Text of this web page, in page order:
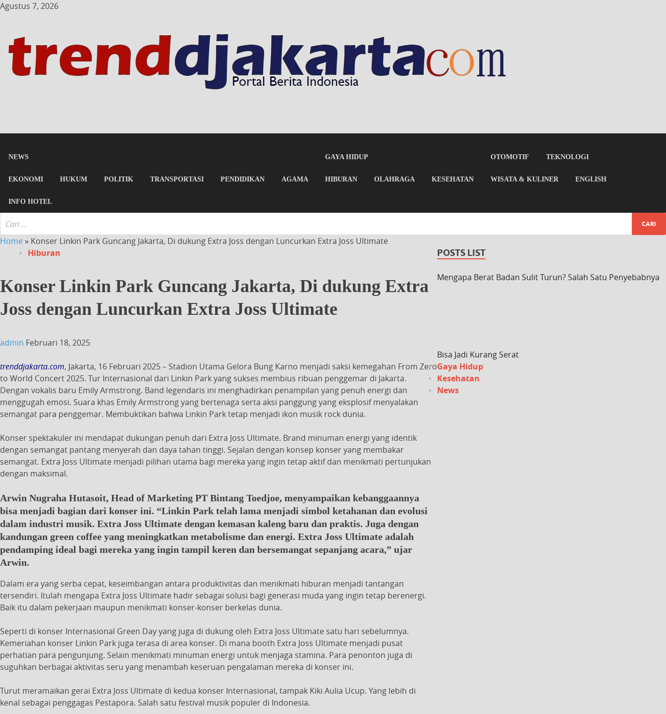
Agustus 7, 2026
NEWS
EKONOMI HUKUM POLITIK TRANSPORTASI PENDIDIKAN AGAMA
GAYA HIDUP
HIBURAN OLAHRAGA KESEHATAN
OTOMOTIF TEKNOLOGI
WISATA & KULINER ENGLISH
INFO HOTEL
Home » Konser Linkin Park Guncang Jakarta, Di dukung Extra Joss dengan Luncurkan Extra Joss Ultimate
Hiburan
Konser Linkin Park Guncang Jakarta, Di dukung Extra
Joss dengan Luncurkan Extra Joss Ultimate
admin Februari 18, 2025
trenddjakarta.com, Jakarta, 16 Februari 2025 – Stadion Utama Gelora Bung Karno menjadi saksi kemegahan From Zero
to World Concert 2025. Tur Internasional dari Linkin Park yang sukses membius ribuan penggemar di Jakarta.
Dengan vokalis baru Emily Armstrong. Band legendaris ini menghadirkan penampilan yang penuh energi dan
menggugah emosi. Suara khas Emily Armstrong yang bertenaga serta aksi panggung yang eksplosif menyalakan
semangat para penggemar. Membuktikan bahwa Linkin Park tetap menjadi ikon musik rock dunia.
Konser spektakuler ini mendapat dukungan penuh dari Extra Joss Ultimate. Brand minuman energi yang identik
dengan semangat pantang menyerah dan daya tahan tinggi. Sejalan dengan konsep konser yang membakar
semangat. Extra Joss Ultimate menjadi pilihan utama bagi mereka yang ingin tetap aktif dan menikmati pertunjukan
dengan maksimal.
Arwin Nugraha Hutasoit, Head of Marketing PT Bintang Toedjoe, menyampaikan kebanggaannya
bisa menjadi bagian dari konser ini. “Linkin Park telah lama menjadi simbol ketahanan dan evolusi
dalam industri musik. Extra Joss Ultimate dengan kemasan kaleng baru dan praktis. Juga dengan
kandungan green coffee yang meningkatkan metabolisme dan energi. Extra Joss Ultimate adalah
pendamping ideal bagi mereka yang ingin tampil keren dan bersemangat sepanjang acara,” ujar
Arwin.
Dalam era yang serba cepat, keseimbangan antara produktivitas dan menikmati hiburan menjadi tantangan
tersendiri. Itulah mengapa Extra Joss Ultimate hadir sebagai solusi bagi generasi muda yang ingin tetap berenergi.
Baik itu dalam pekerjaan maupun menikmati konser-konser berkelas dunia.
Seperti di konser Internasional Green Day yang juga di dukung oleh Extra Joss Ultimate satu hari sebelumnya.
Kemeriahan konser Linkin Park juga terasa di area konser. Di mana booth Extra Joss Ultimate menjadi pusat
perhatian para pengunjung. Selain menikmati minuman energi untuk menjaga stamina. Para penonton juga di
suguhkan berbagai aktivitas seru yang menambah keseruan pengalaman mereka di konser ini.
Turut meramaikan gerai Extra Joss Ultimate di kedua konser Internasional, tampak Kiki Aulia Ucup. Yang lebih di
kenal sebagai penggagas Pestapora. Salah satu festival musik populer di Indonesia.
POSTS LIST
Mengapa Berat Badan Sulit Turun? Salah Satu Penyebabnya
Bisa Jadi Kurang Serat
Gaya Hidup
Kesehatan
News